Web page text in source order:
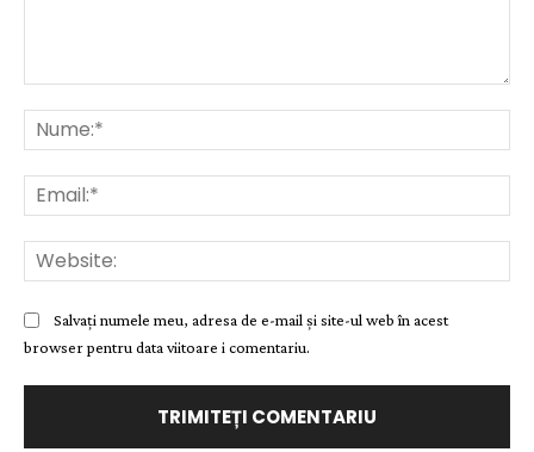
Salvați numele meu, adresa de e-mail și site-ul web în acest
browser pentru data viitoare i comentariu.